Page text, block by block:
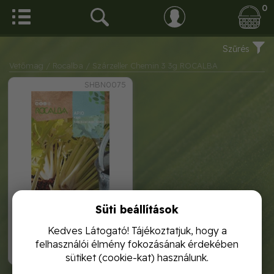
0
Szűrés
Vetőmag / Rocalba
/ Szárzeller Chemin 3 3g ROCALBA
SHBN0075
1 120,-
szárzeller chemin 3 3g
rocalba
Süti beállítások
Kedves Látogató! Tájékoztatjuk, hogy a
felhasználói élmény fokozásának érdekében
sütiket (cookie-kat) használunk.